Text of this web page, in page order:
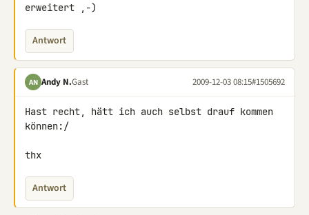
erweitert ,-)
Antwort
AN Andy N.Gast 2009-12-03 08:15#1505692
Hast recht, hätt ich auch selbst drauf kommen
können:/
thx
Antwort